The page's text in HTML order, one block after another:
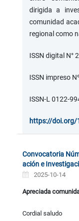
dirigida a
comunidad
regional como
ISSN digital N°
ISSN impreso
ISSN-L 0122-
https://doi.org/
Convocatoria
ación e
2025-10-14
Apreciada
Cordial saludo